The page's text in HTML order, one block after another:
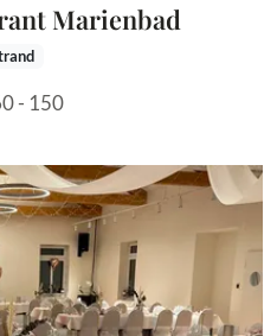
Marienbad
- 150